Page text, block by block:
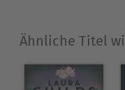
Ähnliche Titel